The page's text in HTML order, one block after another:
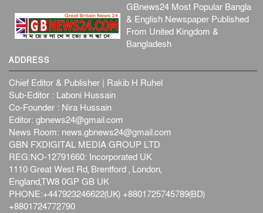
GBnews24 Most Popular Bangla
& English Newspaper Published
From United Kingdom &
Bangladesh
ADDRESS
Chief Editor & Publisher | Rakib H Ruhel
Sub-Editor : Laboni Hussain
Co-Founder : Nira Hussain
Editor: gbnews24@gmail.com
News Room: news.gbnews24@gmail.com
GBN FXDIGITAL MEDIA GROUP LTD
REG:NO-12791660: Incorporated UK
1110 Great West Rd, Brentford , London,
England,TW8 0GP GB UK
PHONE:+447923246622(UK) +8801725745789(BD)
+8801724772790